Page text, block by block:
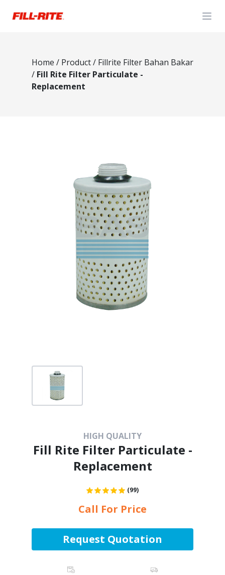
Home / Product/ Fillrite Filter Bahan Bakar
/ Fill Rite Filter Particulate -
Replacement
HIGH QUALITY
Fill Rite Filter Particulate -
Replacement
(99)
Call For Price
Request Quotation